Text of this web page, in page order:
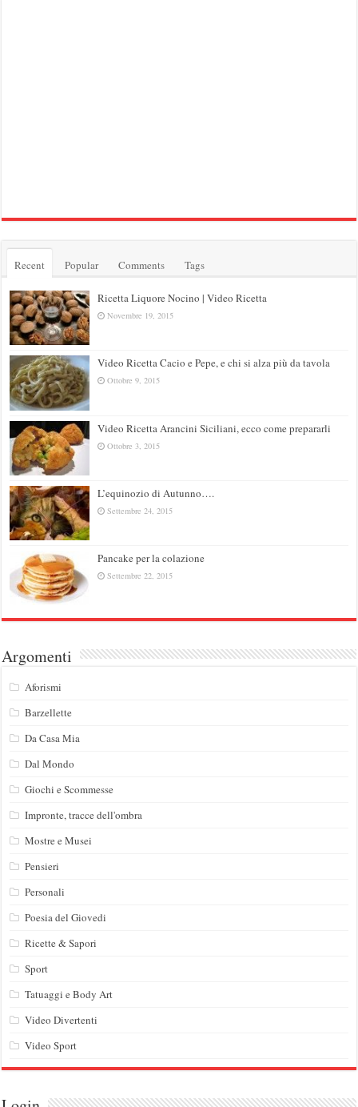
Recent Popular Comments Tags
Ricetta Liquore Nocino | Video Ricetta
Novembre 19, 2015
Video Ricetta Cacio e Pepe, e chi si alza più da tavola
Ottobre 9, 2015
Video Ricetta Arancini Siciliani, ecco come prepararli
Ottobre 3, 2015
L’equinozio di Autunno….
Settembre 24, 2015
Pancake per la colazione
Settembre 22, 2015
Argomenti
Aforismi
Barzellette
Da Casa Mia
Dal Mondo
Giochi e Scommesse
Impronte, tracce dell'ombra
Mostre e Musei
Pensieri
Personali
Poesia del Giovedi
Ricette & Sapori
Sport
Tatuaggi e Body Art
Video Divertenti
Video Sport